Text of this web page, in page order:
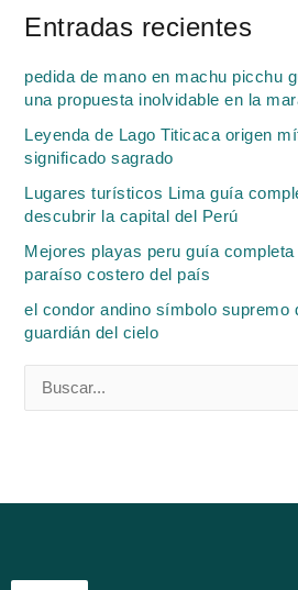
Entradas recientes
pedida de mano en machu picchu
una propuesta inolvidable en la
Leyenda de Lago Titicaca origen
significado sagrado
Lugares turísticos Lima guía
descubrir la capital del Perú
Mejores playas peru guía completa
paraíso costero del país
el condor andino símbolo supremo
guardián del cielo
p